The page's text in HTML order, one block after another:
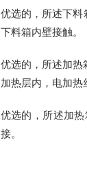
优选的，所述下
下料箱内壁接触。
优选的，所述加热
加热层内，电加热
优选的，所述加
接。